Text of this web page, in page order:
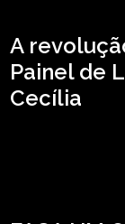
A
Painel de
Cecília